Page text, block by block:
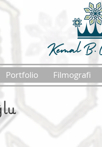
Portfolio Filmografi